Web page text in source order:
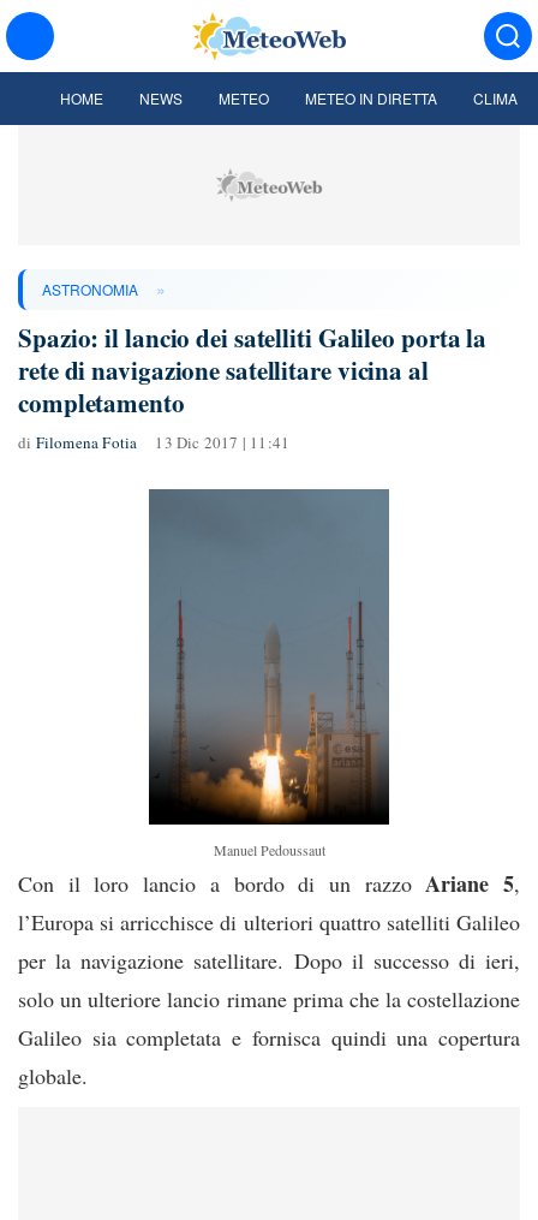
HOME NEWS METEO METEO IN DIRETTA CLIMA
ASTRONOMIA »
Spazio: il lancio dei satelliti Galileo porta la
rete di navigazione satellitare vicina al
completamento
di Filomena Fotia 13 Dic 2017 | 11:41
Manuel Pedoussaut
Con il loro lancio a bordo di un razzoAriane 5,
l’Europa si arricchisce di ulteriori quattro satelliti Galileo
per la navigazione satellitare. Dopo il successo di ieri,
solo un ulteriore lancio rimane prima che la costellazione
Galileo sia completata e fornisca quindi una copertura
globale.